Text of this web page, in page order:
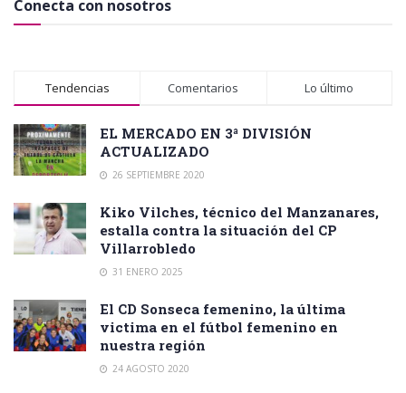
Conecta con nosotros
Tendencias Comentarios Lo último
EL MERCADO EN 3ª DIVISIÓN
ACTUALIZADO
26 SEPTIEMBRE 2020
Kiko Vilches, técnico del Manzanares,
estalla contra la situación del CP
Villarrobledo
31 ENERO 2025
El CD Sonseca femenino, la última
victima en el fútbol femenino en
nuestra región
24 AGOSTO 2020